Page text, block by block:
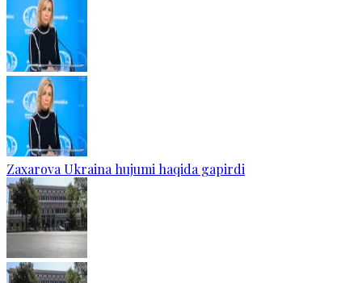
Zaxarova Ukraina hujumi haqida gapirdi